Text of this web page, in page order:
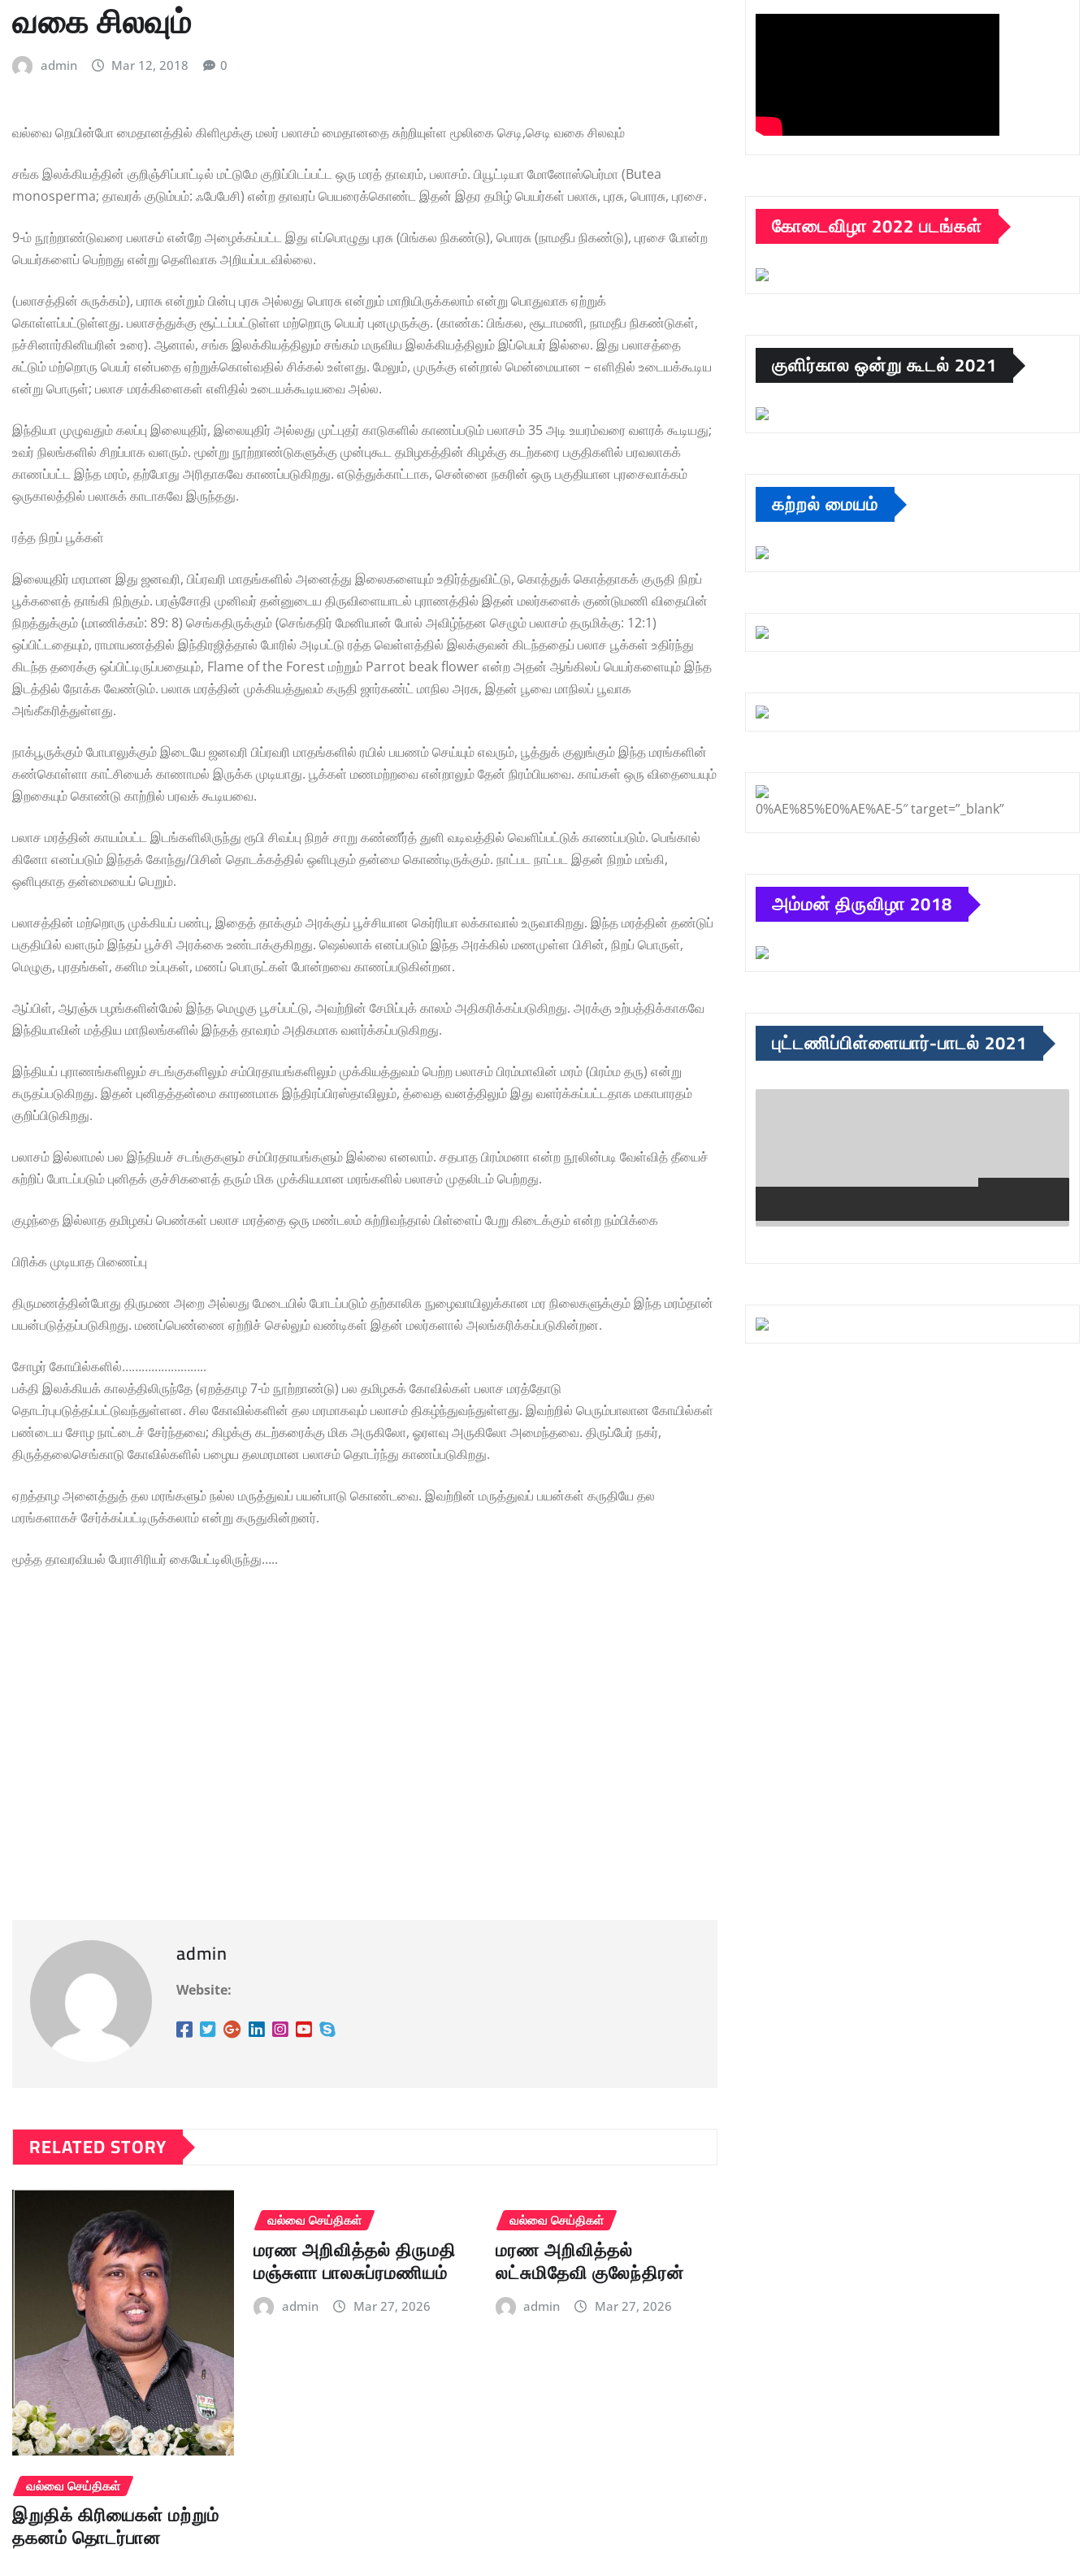
வகை சிலவும்
admin Mar 12, 2018 0
வல்வை றெயின்போ மைதானத்தில் கிளிமூக்கு மலர் பலாசம் மைதானதை சுற்றியுள்ள மூலிகை செடி,செடி வகை சிலவும்
சங்க இலக்கியத்தின் குறிஞ்சிப்பாட்டில் மட்டுமே குறிப்பிடப்பட்ட ஒரு மரத் தாவரம், பலாசம். பியூட்டியா மோனோஸ்பெர்மா (Butea
monosperma; தாவரக் குடும்பம்: ஃபேபேசி) என்ற தாவரப் பெயரைக்கொண்ட இதன் இதர தமிழ் பெயர்கள் பலாசு, புரசு, பொரசு, புரசை.
9-ம் நூற்றாண்டுவரை பலாசம் என்றே அழைக்கப்பட்ட இது எப்பொழுது புரசு (பிங்கல நிகண்டு), பொரசு (நாமதீப நிகண்டு), புரசை போன்ற
பெயர்களைப் பெற்றது என்று தெளிவாக அறியப்படவில்லை.
(பலாசத்தின் சுருக்கம்), பராசு என்றும் பின்பு புரசு அல்லது பொரசு என்றும் மாறியிருக்கலாம் என்று பொதுவாக ஏற்றுக்
கொள்ளப்பட்டுள்ளது. பலாசத்துக்கு சூட்டப்பட்டுள்ள மற்றொரு பெயர் புனமுருக்கு. (காண்க: பிங்கல, சூடாமணி, நாமதீப நிகண்டுகள்,
நச்சினார்கினியரின் உரை). ஆனால், சங்க இலக்கியத்திலும் சங்கம் மருவிய இலக்கியத்திலும் இப்பெயர் இல்லை. இது பலாசத்தை
சுட்டும் மற்றொரு பெயர் என்பதை ஏற்றுக்கொள்வதில் சிக்கல் உள்ளது. மேலும், முருக்கு என்றால் மென்மையான – எளிதில் உடையக்கூடிய
என்று பொருள்; பலாச மரக்கிளைகள் எளிதில் உடையக்கூடியவை அல்ல.
இந்தியா முழுவதும் கலப்பு இலையுதிர், இலையுதிர் அல்லது முட்புதர் காடுகளில் காணப்படும் பலாசம் 35 அடி உயரம்வரை வளரக் கூடியது;
உவர் நிலங்களில் சிறப்பாக வளரும். மூன்று நூற்றாண்டுகளுக்கு முன்புகூட தமிழகத்தின் கிழக்கு கடற்கரை பகுதிகளில் பரவலாகக்
காணப்பட்ட இந்த மரம், தற்போது அரிதாகவே காணப்படுகிறது. எடுத்துக்காட்டாக, சென்னை நகரின் ஒரு பகுதியான புரசைவாக்கம்
ஒருகாலத்தில் பலாசுக் காடாகவே இருந்தது.
ரத்த நிறப் பூக்கள்
இலையுதிர் மரமான இது ஜனவரி, பிப்ரவரி மாதங்களில் அனைத்து இலைகளையும் உதிர்த்துவிட்டு, கொத்துக் கொத்தாகக் குருதி நிறப்
பூக்களைத் தாங்கி நிற்கும். பரஞ்சோதி முனிவர் தன்னுடைய திருவிளையாடல் புராணத்தில் இதன் மலர்களைக் குண்டுமணி விதையின்
நிறத்துக்கும் (மாணிக்கம்: 89: 8) செங்கதிருக்கும் (செங்கதிர் மேனியான் போல் அவிழ்ந்தன செழும் பலாசம் தருமிக்கு: 12:1)
ஒப்பிட்டதையும், ராமாயணத்தில் இந்திரஜித்தால் போரில் அடிபட்டு ரத்த வெள்ளத்தில் இலக்குவன் கிடந்ததைப் பலாச பூக்கள் உதிர்ந்து
கிடந்த தரைக்கு ஒப்பிட்டிருப்பதையும், Flame of the Forest மற்றும் Parrot beak flower என்ற அதன் ஆங்கிலப் பெயர்களையும் இந்த
இடத்தில் நோக்க வேண்டும். பலாசு மரத்தின் முக்கியத்துவம் கருதி ஜார்கண்ட் மாநில அரசு, இதன் பூவை மாநிலப் பூவாக
அங்கீகரித்துள்ளது.
நாக்பூருக்கும் போபாலுக்கும் இடையே ஜனவரி பிப்ரவரி மாதங்களில் ரயில் பயணம் செய்யும் எவரும், பூத்துக் குலுங்கும் இந்த மரங்களின்
கண்கொள்ளா காட்சியைக் காணாமல் இருக்க முடியாது. பூக்கள் மணமற்றவை என்றாலும் தேன் நிரம்பியவை. காய்கள் ஒரு விதையையும்
இறகையும் கொண்டு காற்றில் பரவக் கூடியவை.
பலாச மரத்தின் காயம்பட்ட இடங்களிலிருந்து ரூபி சிவப்பு நிறச் சாறு கண்ணீர்த் துளி வடிவத்தில் வெளிப்பட்டுக் காணப்படும். பெங்கால்
கினோ எனப்படும் இந்தக் கோந்து/பிசின் தொடக்கத்தில் ஒளிபுகும் தன்மை கொண்டிருக்கும். நாட்பட நாட்பட இதன் நிறம் மங்கி,
ஒளிபுகாத தன்மையைப் பெறும்.
பலாசத்தின் மற்றொரு முக்கியப் பண்பு, இதைத் தாக்கும் அரக்குப் பூச்சியான கெர்ரியா லக்காவால் உருவாகிறது. இந்த மரத்தின் தண்டுப்
பகுதியில் வளரும் இந்தப் பூச்சி அரக்கை உண்டாக்குகிறது. ஷெல்லாக் எனப்படும் இந்த அரக்கில் மணமுள்ள பிசின், நிறப் பொருள்,
மெழுகு, புரதங்கள், கனிம உப்புகள், மணப் பொருட்கள் போன்றவை காணப்படுகின்றன.
ஆப்பிள், ஆரஞ்சு பழங்களின்மேல் இந்த மெழுகு பூசப்பட்டு, அவற்றின் சேமிப்புக் காலம் அதிகரிக்கப்படுகிறது. அரக்கு உற்பத்திக்காகவே
இந்தியாவின் மத்திய மாநிலங்களில் இந்தத் தாவரம் அதிகமாக வளர்க்கப்படுகிறது.
இந்தியப் புராணங்களிலும் சடங்குகளிலும் சம்பிரதாயங்களிலும் முக்கியத்துவம் பெற்ற பலாசம் பிரம்மாவின் மரம் (பிரம்ம தரு) என்று
கருதப்படுகிறது. இதன் புனிதத்தன்மை காரணமாக இந்திரப்பிரஸ்தாவிலும், த்வைத வனத்திலும் இது வளர்க்கப்பட்டதாக மகாபாரதம்
குறிப்பிடுகிறது.
பலாசம் இல்லாமல் பல இந்தியச் சடங்குகளும் சம்பிரதாயங்களும் இல்லை எனலாம். சதபாத பிரம்மனா என்ற நூலின்படி வேள்வித் தீயைச்
சுற்றிப் போடப்படும் புனிதக் குச்சிகளைத் தரும் மிக முக்கியமான மரங்களில் பலாசம் முதலிடம் பெற்றது.
குழந்தை இல்லாத தமிழகப் பெண்கள் பலாச மரத்தை ஒரு மண்டலம் சுற்றிவந்தால் பிள்ளைப் பேறு கிடைக்கும் என்ற நம்பிக்கை
பிரிக்க முடியாத பிணைப்பு
திருமணத்தின்போது திருமண அறை அல்லது மேடையில் போடப்படும் தற்காலிக நுழைவாயிலுக்கான மர நிலைகளுக்கும் இந்த மரம்தான்
பயன்படுத்தப்படுகிறது. மணப்பெண்ணை ஏற்றிச் செல்லும் வண்டிகள் இதன் மலர்களால் அலங்கரிக்கப்படுகின்றன.
சோழர் கோயில்களில்……………………..
பக்தி இலக்கியக் காலத்திலிருந்தே (ஏறத்தாழ 7-ம் நூற்றாண்டு) பல தமிழகக் கோவில்கள் பலாச மரத்தோடு
தொடர்புபடுத்தப்பட்டுவந்துள்ளன. சில கோவில்களின் தல மரமாகவும் பலாசம் திகழ்ந்துவந்துள்ளது. இவற்றில் பெரும்பாலான கோயில்கள்
பண்டைய சோழ நாட்டைச் சேர்ந்தவை; கிழக்கு கடற்கரைக்கு மிக அருகிலோ, ஓரளவு அருகிலோ அமைந்தவை. திருப்பேர் நகர்,
திருத்தலைசெங்காடு கோவில்களில் பழைய தலமரமான பலாசம் தொடர்ந்து காணப்படுகிறது.
ஏறத்தாழ அனைத்துத் தல மரங்களும் நல்ல மருத்துவப் பயன்பாடு கொண்டவை. இவற்றின் மருத்துவப் பயன்கள் கருதியே தல
மரங்களாகச் சேர்க்கப்பட்டிருக்கலாம் என்று கருதுகின்றனர்.
மூத்த தாவரவியல் பேராசிரியர் கையேட்டிலிருந்து…..
admin
Website:
RELATED STORY
வல்வை செய்திகள்
இறுதிக் கிரியைகள் மற்றும்
தகனம் தொடர்பான
வல்வை செய்திகள்
மரண அறிவித்தல் திருமதி
மஞ்சுளா பாலசுப்ரமணியம்
admin Mar 27, 2026
வல்வை செய்திகள்
மரண அறிவித்தல்
லட்சுமிதேவி குலேந்திரன்
admin Mar 27, 2026
கோடைவிழா 2022 படங்கள்
குளிர்கால ஒன்று கூடல் 2021
கற்றல் மையம்
0%AE%85%E0%AE%AE-5″ target=”_blank”
அம்மன் திருவிழா 2018
புட்டணிப்பிள்ளையார்-பாடல் 2021